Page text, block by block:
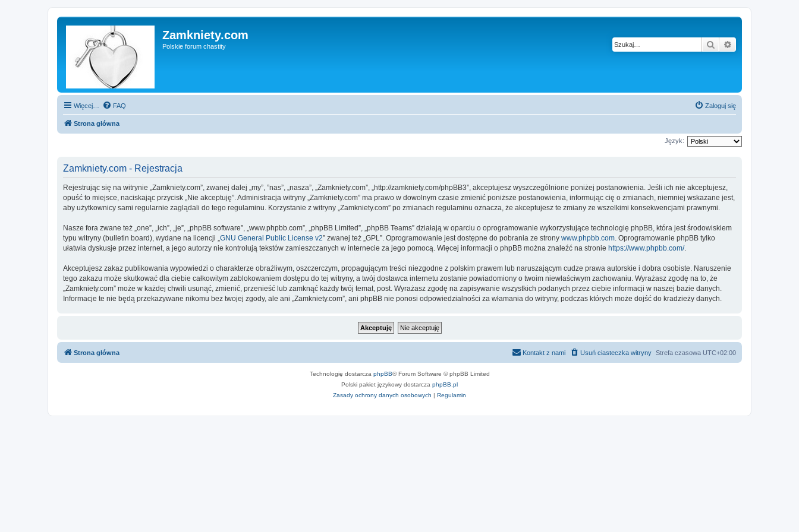
Zamkniety.com
Polskie forum chastity Szukaj
Więcej… FAQ Zaloguj się
Strona główna
Język:
Zamkniety.com - Rejestracja
Rejestrując się na witrynie „Zamkniety.com”, zwanej dalej „my”, ”nas”, „nasza”, „Zamkniety.com”, „http://zamkniety.com/phpBB3”, akceptujesz wyszczególnione poniżej postanowienia. Jeśli ich nie akceptujesz,
opuść to miejsce, naciskając przycisk „Nie akceptuję”. Administracja witryny „Zamkniety.com” ma prawo w dowolnym czasie zmienić poniższe postanowienia, informując cię o zmianach, niemniej wskazane jest,
aby użytkownicy sami regularnie zaglądali do tego regulaminu. Korzystanie z witryny „Zamkniety.com” po zmianach regulaminu oznacza, że akceptujesz te zmiany ze wszelkimi konsekwencjami prawnymi.
Nasze fora zwane też „one”, „ich”, „je”, „phpBB software”, „www.phpbb.com”, „phpBB Limited”, „phpBB Teams” działają w oparciu o oprogramowanie wykorzystujące technologię phpBB, która jest środowiskiem
typu witryny (bulletin board), wydane na licencji „ GNU General Public License v2” zwanej też „GPL”. Oprogramowanie jest dostępne do pobrania ze strony www.phpbb.com . Oprogramowanie phpBB tylko
ułatwia dyskusje przez internet, a jego autorzy nie kontrolują tekstów zamieszczanych w internecie za jego pomocą. Więcej informacji o phpBB można znaleźć na stronie https://www.phpbb.com/.
Akceptujesz zakaz publikowania wypowiedzi o charakterze obraźliwym, oszczerczym, propagującym treści niezgodne z polskim prawem lub naruszającym cudze prawa autorskie i dobra osobiste. Naruszenie
tego zakazu może skutkować dla ciebie całkowitym zablokowaniem dostępu do tej witryny, a twój dostawca internetu zostanie powiadomiony o twoim niewłaściwym zachowaniu. Wyrażasz zgodę na to, że
„Zamkniety.com” może w każdej chwili usunąć, zmienić, przenieść lub zamknąć każdy twój temat, post. Wyrażasz zgodę na zapisywanie wszystkich podanych przez ciebie informacji w naszej bazie danych.
Informacje te nie będą przekazywane nikomu bez twojej zgody, ale ani „Zamkniety.com”, ani phpBB nie ponosi odpowiedzialności za włamania do witryny, podczas których może dojść do kradzieży danych.
Strona główna Strefa czasowa UTC+02:00
Usuń ciasteczka witryny
Kontakt z nami
Technologię dostarcza phpBB® Forum Software © phpBB Limited
Polski pakiet językowy dostarcza phpBB.pl
Zasady ochrony danych osobowych | Regulamin